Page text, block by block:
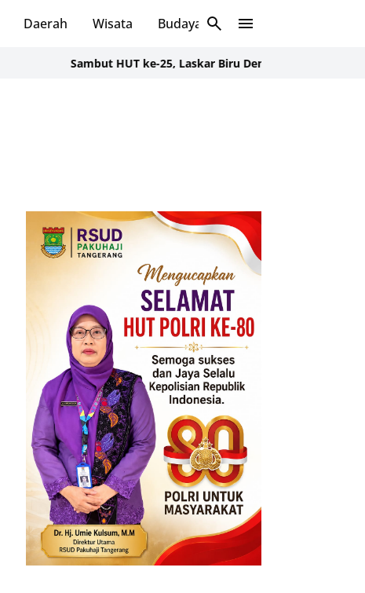
Daerah Wisata Budaya Sosial
Sambut HUT ke-25, Laskar Biru Demokrat Banten Gelar Aksi